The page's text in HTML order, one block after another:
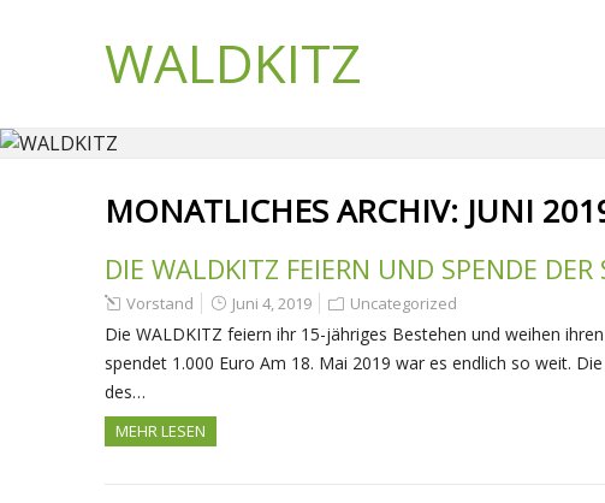
WALDKITZ
MONATLICHES ARCHIV: JUNI
DIE WALDKITZ FEIERN UND SPENDE
Vorstand Juni 4, 2019 Uncategorized
Die WALDKITZ feiern ihr 15-jähriges Bestehen und weihen
spendet 1.000 Euro Am 18. Mai 2019 war es endlich so weit.
des…
MEHR LESEN